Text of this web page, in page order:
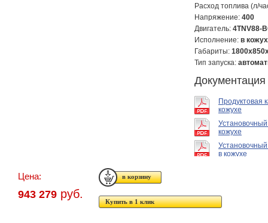
Расход топлива (л/
Напряжение: 400
Двигатель: 4TNV88-
Исполнение: в
Габариты:
Тип запуска:
Документация
Продуктовая
кожухе
кожухе
в кожухе
Цена:
943 279 руб.
Купить в 1 клик